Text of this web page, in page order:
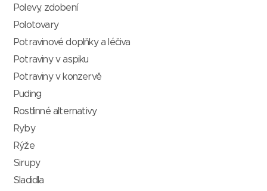
Polevy, zdobení
Polotovary
Potravinové doplňky a léčiva
Potraviny v aspiku
Potraviny v konzervě
Puding
Rostlinné alternativy
Ryby
Rýže
Sirupy
Sladidla